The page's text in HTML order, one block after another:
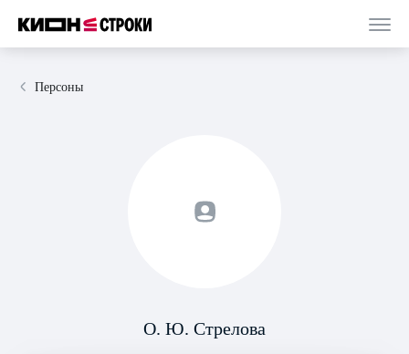
Персоны
О. Ю. Стрелова